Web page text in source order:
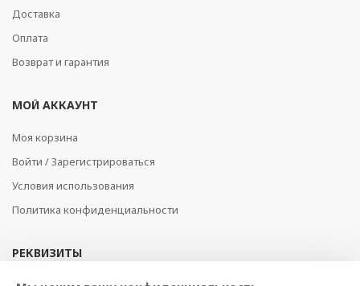
Доставка
Оплата
Возврат и гарантия
МОЙ АККАУНТ
Моя корзина
Войти / Зарегистрироваться
Условия использования
Политика конфиденциальности
РЕКВИЗИТЫ